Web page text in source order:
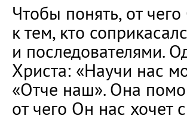
Чтобы понять, от
к тем, кто
и последователями.
Христа: «Научи нас
«Отче наш». Она
от чего Он нас хочет